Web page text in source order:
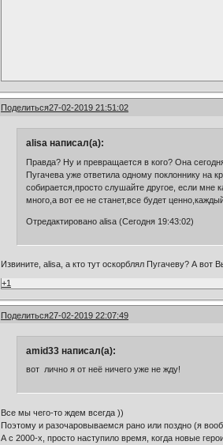
Поделиться27-02-2019 21:51:02
alisa написал(а):
Правда? Ну и превращается в кого? Она
Пугачева уже ответила одному поклоннику на
собирается,просто слушайте другое, если мне
много,а вот ее не станет,все будет
Отредактировано alisa (Сегодня 19:43:02)
Извините, alisa, а кто тут оскорблял Пугачеву? А
+1
Поделиться27-02-2019 22:07:49
amid33 написал(а):
вот лично я от неё ничего уже не жду!
Все мы чего-то ждем всегда ))
Поэтому и разочаровываемся рано или поздно (я
А с 2000-х, просто наступило время, когда новые